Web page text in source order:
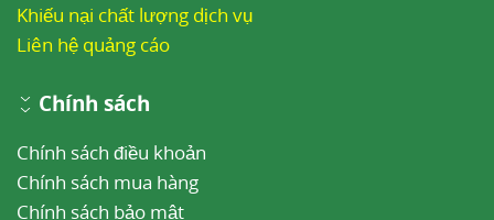
Khiếu nại chất lượng dịch vụ
Liên hệ quảng cáo
Chính sách
Chính sách điều khoản
Chính sách mua hàng
Chính sách bảo mật